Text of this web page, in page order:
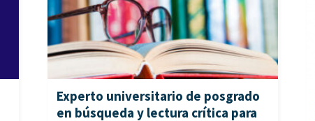
Experto universitario de posgrado
en búsqueda y lectura crítica para